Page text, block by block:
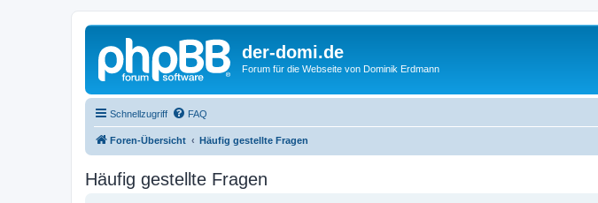
der-domi.de
Forum für die Webseite von Dominik Erdmann
Schnellzugriff FAQ
Foren-Übersicht Häufig gestellte Fragen
Häufig gestellte Fragen